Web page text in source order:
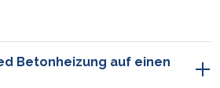
Betonheizung auf einen